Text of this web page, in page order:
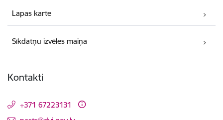
Lapas karte
Sīkdatņu izvēles maiņa
Kontakti
+371 67223131